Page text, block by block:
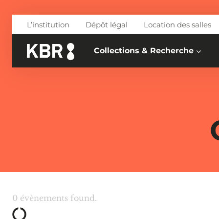
L’institution Dépôt légal Location des salles
Collections & Recherche
0 évènements found.